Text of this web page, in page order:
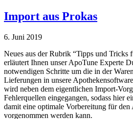
Import aus Prokas
6. Juni 2019
Neues aus der Rubrik “Tipps und Tricks
erläutert Ihnen unser ApoTune Experte
notwendigen Schritte um die in der
Lieferungen in unsere
wird neben dem eigentlichen Import-
Fehlerquellen eingegangen, sodass hier
damit eine opti­male Vorbereitung für den
vorgenommen werden kann.